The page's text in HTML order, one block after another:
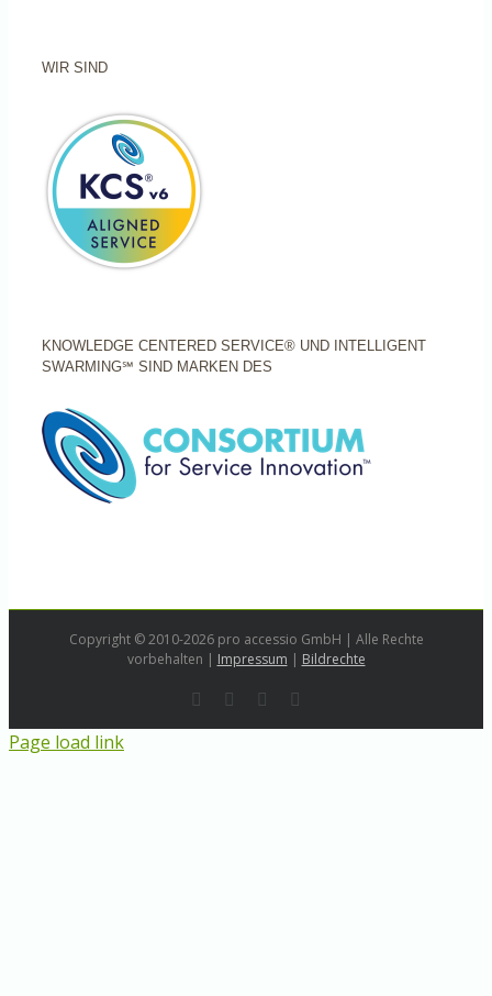
WIR SIND
KNOWLEDGE CENTERED SERVICE® UND INTELLIGENT
SWARMING℠ SIND MARKEN DES
Copyright © 2010-2026 pro accessio GmbH | Alle Rechte
vorbehalten | Impressum | Bildrechte
LinkedInInstagram
Page load link